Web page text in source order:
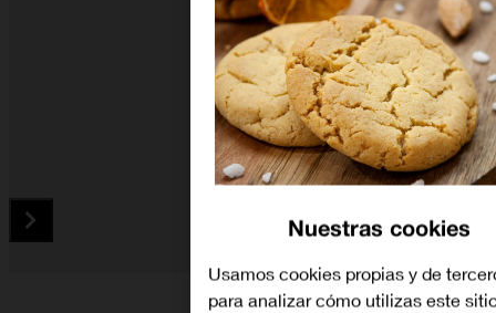
Diapositiva 1 de 4. Samsung Gear Sport - MidnightBlue -
Nuestras cookies
Usamos cookies propias y de
para analizar cómo utilizas este